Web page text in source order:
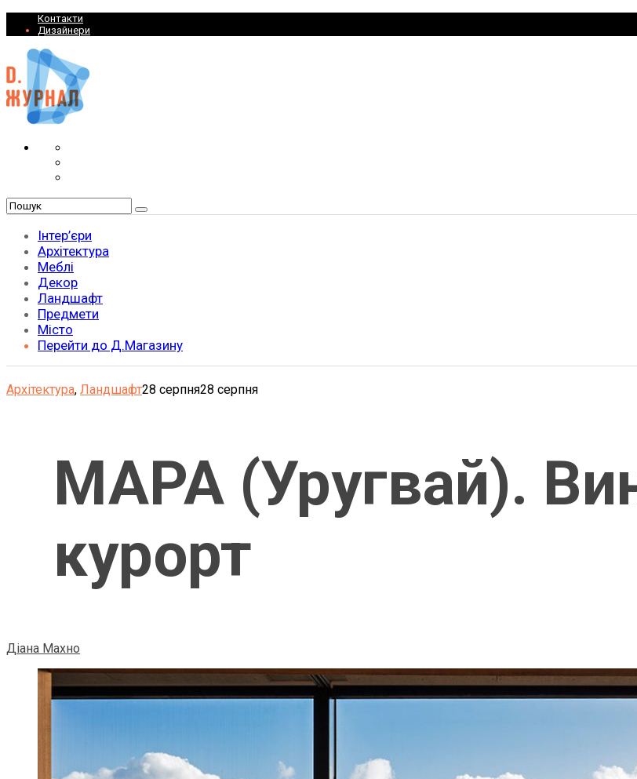
Контакти
Дизайнери
Інтер’єри
Архітектура
Меблі
Декор
Ландшафт
Предмети
Місто
Перейти до Д.Магазину
Архітектура, Ландшафт28 серпня28 серпня
MAPA (Уругвай).
курорт
Діана Махно